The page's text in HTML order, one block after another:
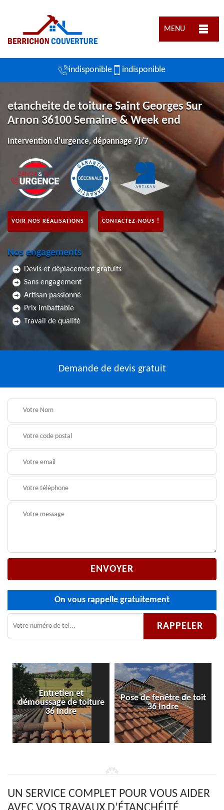
MENU
indisponible indisponible
etancheite de toiture Saint Georges Sur
Arnon 36100 Semaine & Week end
Intervention d'urgence, dépannage 7j/7
VOIR NOS RÉALISATIONS CONTACTEZ-NOUS !
Nos engagements
Devis et déplacement gratuits
Sans engagement
Artisan passionné
Prix imbattable
Travail de qualité
Demande de devis gratuit
On vous rappelle gratuitement
Entretien et
démoussage de toiture
36 Indre
Pose de fenêtre de toit
36 Indre
UN SERVICE COMPLET POUR VOUS AIDER